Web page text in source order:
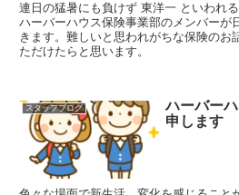
連日の猛暑にも負けず 東洋一 といわれ
ハーバーハウス保険事業部のメンバーが
きます。難しいと思われがちな保険のお
ただけたらと思います。
スタッフブログ
ハーバー
申します